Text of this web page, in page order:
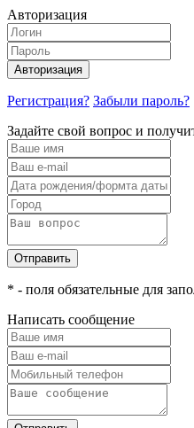
Авторизация
Авторизация
Регистрация? Забыли пароль?
Задайте свой вопрос и
Отправить
* - поля обязательные для
Написать сообщение